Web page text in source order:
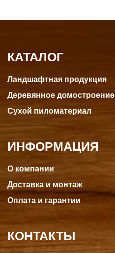
КАТАЛОГ
Ландшафтная продукция
Деревянное домостроение
Сухой пиломатериал
ИНФОРМАЦИЯ
О компании
Доставка и монтаж
Оплата и гарантии
КОНТАКТЫ